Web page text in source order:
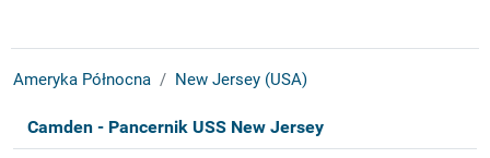
Ameryka Północna New Jersey (USA)
Camden - Pancernik USS New Jersey